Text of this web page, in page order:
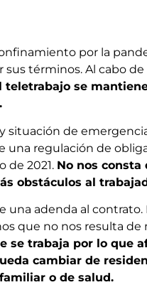
por la
términos. Al cabo
teletrabajo se
situación de
una regulación de
de 2021. No nos consta
obstáculos al
adenda al contrato.
que no nos resulta
se trabaja por lo que
cambiar de
o de salud.